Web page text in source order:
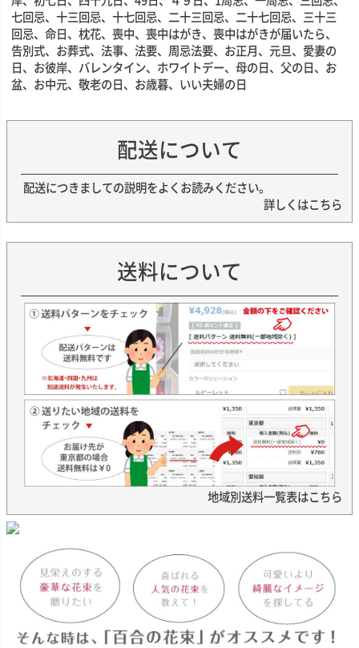
七回忌、十三回忌、十七回忌、二十三回忌、二十七回忌、三十三
回忌、命日、枕花、喪中、喪中はがき、喪中はがきが届いたら、
告別式、お葬式、法事、法要、周忌法要、お正月、元旦、愛妻の
日、お彼岸、バレンタイン、ホワイトデー、母の日、父の日、お
盆、お中元、敬老の日、お歳暮、いい夫婦の日
配送について
配送につきましての説明をよくお読みください。
詳しくはこちら
送料について
地域別送料一覧表はこちら